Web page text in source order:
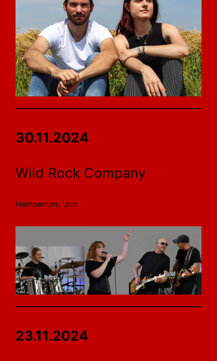
30.11.2024
Wild Rock Company
Hemperium, Ulm
23.11.2024